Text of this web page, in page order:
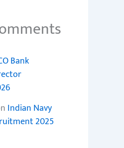
Bank
Indian Navy
2025